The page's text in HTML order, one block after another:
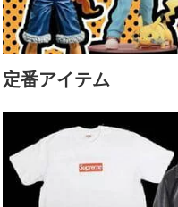
定番アイテム